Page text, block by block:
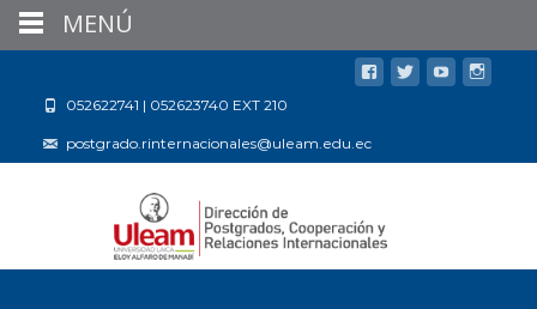
052622741 | 052623740 EXT 210
postgrado.rinternacionales@uleam.edu.ec
MENÚ